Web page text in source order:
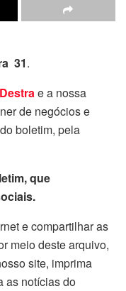
31.
e a nossa
de negócios e
boletim, pela
que
e compartilhar as
meio deste arquivo,
site, imprima
as notícias do